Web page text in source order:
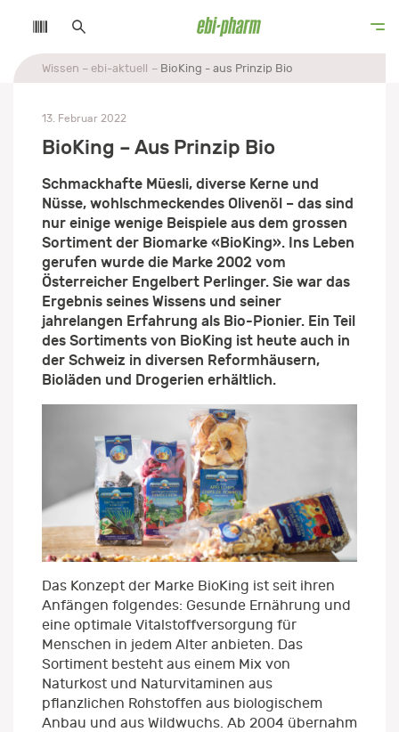
Wissen ebi-aktuell BioKing - aus Prinzip Bio
13. Februar 2022
BioKing – Aus Prinzip Bio
Schmackhafte Müesli, diverse Kerne und
Nüsse, wohlschmeckendes Olivenöl – das sind
nur einige wenige Beispiele aus dem grossen
Sortiment der Biomarke «BioKing». Ins Leben
gerufen wurde die Marke 2002 vom
Österreicher Engelbert Perlinger. Sie war das
Ergebnis seines Wissens und seiner
jahrelangen Erfahrung als Bio-Pionier. Ein Teil
des Sortiments von BioKing ist heute auch in
der Schweiz in diversen Reformhäusern,
Bioläden und Drogerien erhältlich.
Das Konzept der Marke BioKing ist seit ihren
Anfängen folgendes: Gesunde Ernährung und
eine optimale Vitalstoffversorgung für
Menschen in jedem Alter anbieten. Das
Sortiment besteht aus einem Mix von
Naturkost und Naturvitaminen aus
pflanzlichen Rohstoffen aus biologischem
Anbau und aus Wildwuchs. Ab 2004 übernahm